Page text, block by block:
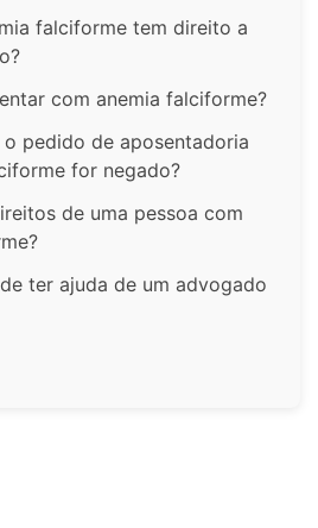
falciforme tem direito a
com anemia falciforme?
o pedido de aposentadoria
for negado?
de uma pessoa com
ter ajuda de um advogado